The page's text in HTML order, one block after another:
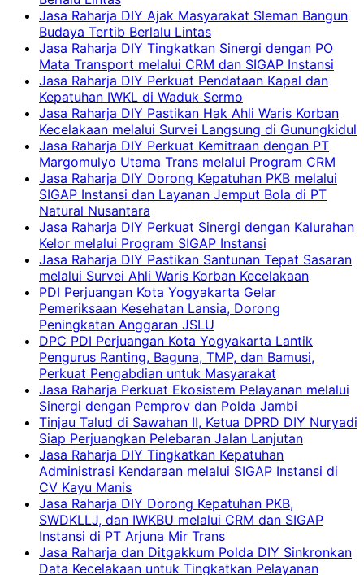
Jasa Raharja DIY Ajak Masyarakat Sleman Bangun
Budaya Tertib Berlalu Lintas
Jasa Raharja DIY Tingkatkan Sinergi dengan PO
Mata Transport melalui CRM dan SIGAP Instansi
Jasa Raharja DIY Perkuat Pendataan Kapal dan
Kepatuhan IWKL di Waduk Sermo
Jasa Raharja DIY Pastikan Hak Ahli Waris Korban
Kecelakaan melalui Survei Langsung di Gunungkidul
Jasa Raharja DIY Perkuat Kemitraan dengan PT
Margomulyo Utama Trans melalui Program CRM
Jasa Raharja DIY Dorong Kepatuhan PKB melalui
SIGAP Instansi dan Layanan Jemput Bola di PT
Natural Nusantara
Jasa Raharja DIY Perkuat Sinergi dengan Kalurahan
Kelor melalui Program SIGAP Instansi
Jasa Raharja DIY Pastikan Santunan Tepat Sasaran
melalui Survei Ahli Waris Korban Kecelakaan
PDI Perjuangan Kota Yogyakarta Gelar
Pemeriksaan Kesehatan Lansia, Dorong
Peningkatan Anggaran JSLU
DPC PDI Perjuangan Kota Yogyakarta Lantik
Pengurus Ranting, Baguna, TMP, dan Bamusi,
Perkuat Pengabdian untuk Masyarakat
Jasa Raharja Perkuat Ekosistem Pelayanan melalui
Sinergi dengan Pemprov dan Polda Jambi
Tinjau Talud di Sawahan II, Ketua DPRD DIY Nuryadi
Siap Perjuangkan Pelebaran Jalan Lanjutan
Jasa Raharja DIY Tingkatkan Kepatuhan
Administrasi Kendaraan melalui SIGAP Instansi di
CV Kayu Manis
Jasa Raharja DIY Dorong Kepatuhan PKB,
SWDKLLJ, dan IWKBU melalui CRM dan SIGAP
Instansi di PT Arjuna Mir Trans
Jasa Raharja dan Ditgakkum Polda DIY Sinkronkan
Data Kecelakaan untuk Tingkatkan Pelayanan